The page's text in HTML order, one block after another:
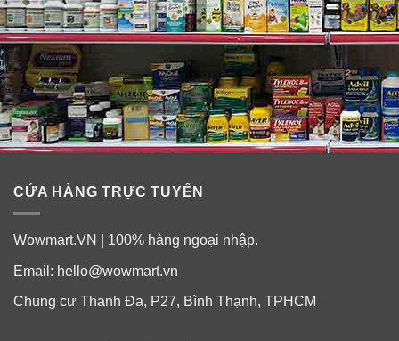
CỬA HÀNG TRỰC TUYẾN
Wowmart.VN | 100% hàng ngoại nhập.
Email: hello@wowmart.vn
Chung cư Thanh Đa, P27, Bình Thạnh, TPHCM